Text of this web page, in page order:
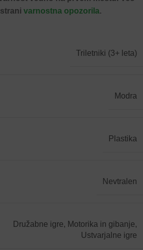
varnostna opozorila.
Triletniki (3+ leta)
Modra
Plastika
Nevtralen
Družabne igre, Motorika in gibanje,
Ustvarjalne igre